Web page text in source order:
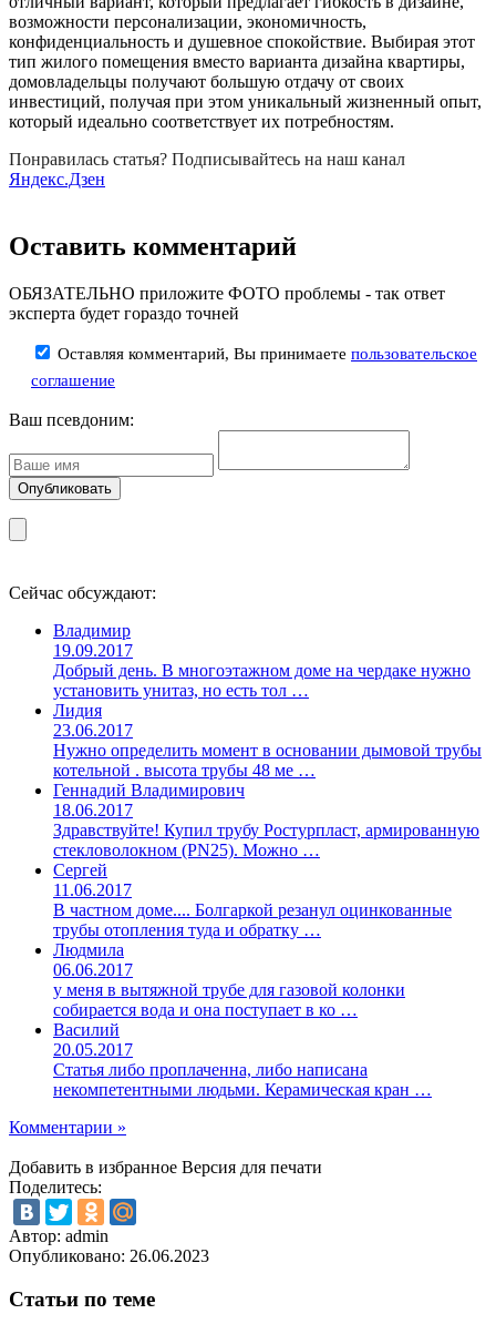
возможности персонализации, экономичность,
конфиденциальность и душевное спокойствие. Выбирая этот
тип жилого помещения вместо варианта дизайна квартиры,
домовладельцы получают большую отдачу от своих
инвестиций, получая при этом уникальный жизненный опыт,
который идеально соответствует их потребностям.
Понравилась статья? Подписывайтесь на наш канал
Яндекс.Дзен
Оставить комментарий
ОБЯЗАТЕЛЬНО приложите ФОТО проблемы - так ответ
эксперта будет гораздо точней
Оставляя комментарий, Вы принимаете пользовательское
соглашение
Ваш псевдоним:
Сейчас обсуждают:
Владимир
19.09.2017
Добрый день. В многоэтажном доме на чердаке нужно
установить унитаз, но есть тол …
Лидия
23.06.2017
Нужно определить момент в основании дымовой трубы
котельной . высота трубы 48 ме …
Геннадий Владимирович
18.06.2017
Здравствуйте! Купил трубу Ростурпласт, армированную
стекловолокном (PN25). Можно …
Сергей
11.06.2017
В частном доме.... Болгаркой резанул оцинкованные
трубы отопления туда и обратку …
Людмила
06.06.2017
у меня в вытяжной трубе для газовой колонки
собирается вода и она поступает в ко …
Василий
20.05.2017
Статья либо проплаченна, либо написана
некомпетентными людьми. Керамическая кран …
Комментарии »
Добавить в избранное Версия для печати
Поделитесь:
Автор: admin
Опубликовано: 26.06.2023
Статьи по теме